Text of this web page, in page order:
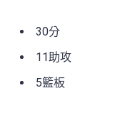
30分
11助攻
5籃板